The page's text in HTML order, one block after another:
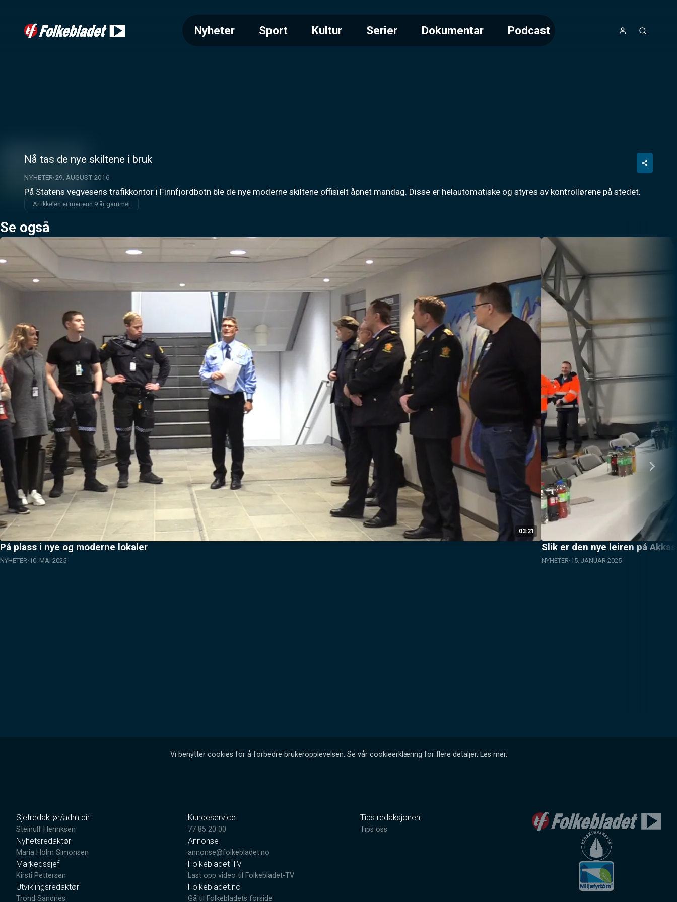
Nyheter Sport Kultur Serier Dokumentar Podcast
Nå tas de nye skiltene i bruk
NYHETER 29. AUGUST 2016
På Statens vegvesens trafikkontor i Finnfjordbotn ble de nye moderne skiltene offisielt åpnet mandag. Disse er helautomatiske og styres av kontrollørene på stedet.
Artikkelen er mer enn 9 år gammel
Se også
03:21
På plass i nye og moderne lokaler
NYHETER 10. MAI 2025
Slik er den nye leiren på
NYHETER 15. JANUAR 2025
Vi benytter cookies for å forbedre brukeropplevelsen. Se vår cookieerklæring for flere detaljer. Les mer.
Sjefredaktør/adm.dir.
Steinulf Henriksen
Nyhetsredaktør
Maria Holm Simonsen
Markedssjef
Kirsti Pettersen
Utviklingsredaktør
Trond Sandnes
Kundeservice
77 85 20 00
Annonse
annonse@folkebladet.no
Folkebladet-TV
Last opp video til Folkebladet-TV
Folkebladet.no
Gå til Folkebladets forside
Tips redaksjonen
Tips oss